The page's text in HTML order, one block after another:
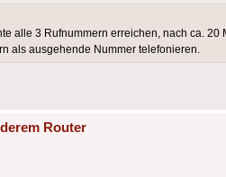
alle 3 Rufnummern erreichen, nach ca.
als ausgehende Nummer telefonieren.
Router